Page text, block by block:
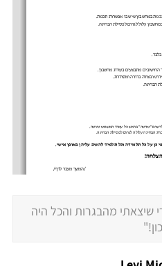
מהבגרות והכל היה